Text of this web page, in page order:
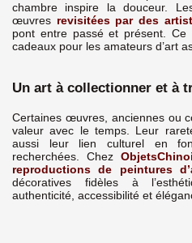
chambre inspire la douceur.
œuvres revisitées par des
pont entre passé et présent. Ce
cadeaux pour les amateurs d’art
Un art à collectionner et à
Certaines œuvres, anciennes ou
valeur avec le temps. Leur
aussi leur lien culturel en
recherchées. Chez
reproductions de peintures
décoratives fidèles à
authenticité, accessibilité et